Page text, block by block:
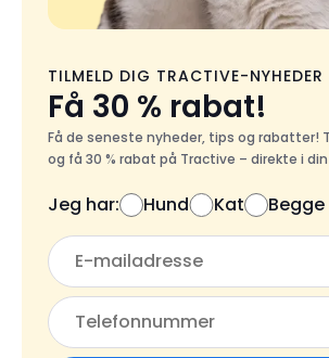
TILMELD DIG TRACTIVE-NYHEDER
Få 30 % rabat!
Få de seneste nyheder, tips og rabatter!
og få 30 % rabat på Tractive – direkte i
Jeg har: Hund Kat Begge